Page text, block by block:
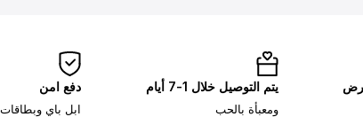
يتم التوصيل خلال 1-7 أيام
ومعبأة بالحب
دفع امن
ابل باي